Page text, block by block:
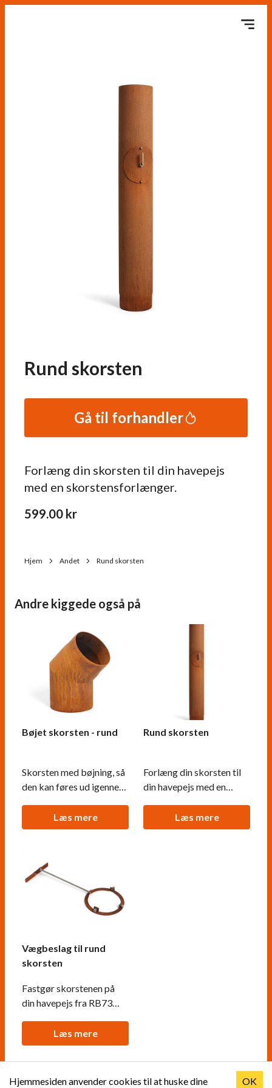
Rund skorsten
Forlæng din skorsten til din havepejs
med en skorstensforlænger.
599.00 kr
Gå til forhandler
Hjem Andet Rund skorsten
Andre kiggede også på
Bøjet skorsten - rund
Skorsten med bøjning, så
den kan føres ud igennem
diameter på 15 cm.
Læs mere
Rund skorsten
Forlæng din skorsten til
din havepejs med en
Læs mere
Vægbeslag til rund
skorsten
Fastgør skorstenen på
din havepejs fra RB73
Kan være ideelt til lange
skorstene.
Læs mere
Hjemmesiden anvender cookies til at huske dine OK